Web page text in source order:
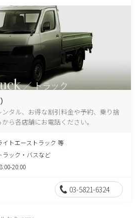
ンタル、お得な割引料金や予約、乗り捨
ら各店舗にお電話ください。
イトエーストラック 等
ラック・バスなど
20:00
03-5821-6324